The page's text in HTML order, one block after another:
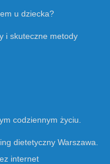
u dziecka?
i skuteczne metody
codziennym życiu.
dietetyczny Warszawa.
internet